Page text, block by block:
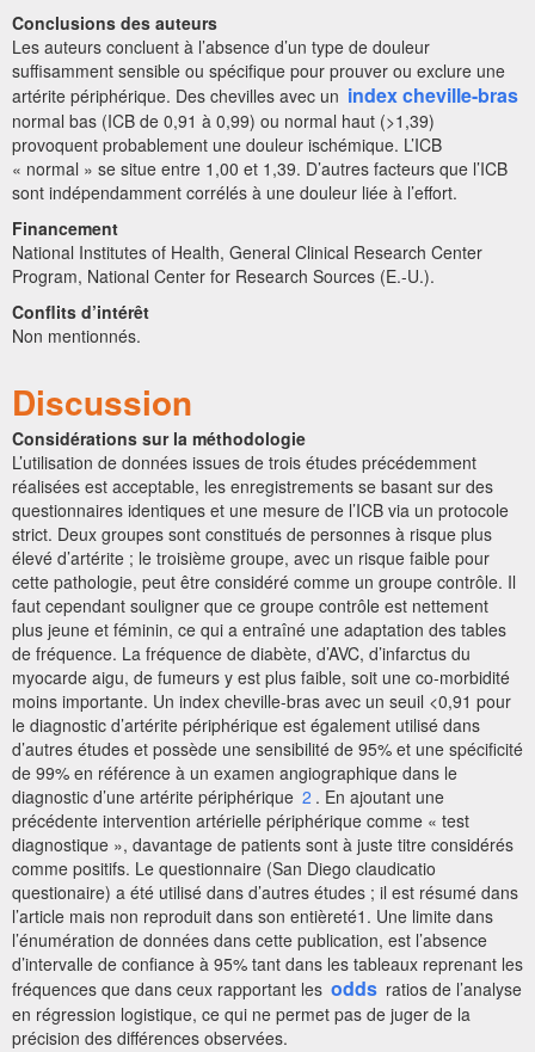
Conclusions des auteurs
Les auteurs concluent à l’absence d’un type de douleur
suffisamment sensible ou spécifique pour prouver ou exclure une
artérite périphérique. Des chevilles avec un index cheville-bras
normal bas (ICB de 0,91 à 0,99) ou normal haut (>1,39)
provoquent probablement une douleur ischémique. L’ICB
« normal » se situe entre 1,00 et 1,39. D’autres facteurs que l’ICB
sont indépendamment corrélés à une douleur liée à l’effort.
Financement
National Institutes of Health, General Clinical Research Center
Program, National Center for Research Sources (E.-U.).
Conflits d’intérêt
Non mentionnés.
Discussion
Considérations sur la méthodologie
L’utilisation de données issues de trois études précédemment
réalisées est acceptable, les enregistrements se basant sur des
questionnaires identiques et une mesure de l’ICB via un protocole
strict. Deux groupes sont constitués de personnes à risque plus
élevé d’artérite ; le troisième groupe, avec un risque faible pour
cette pathologie, peut être considéré comme un groupe contrôle. Il
faut cependant souligner que ce groupe contrôle est nettement
plus jeune et féminin, ce qui a entraîné une adaptation des tables
de fréquence. La fréquence de diabète, d’AVC, d’infarctus du
myocarde aigu, de fumeurs y est plus faible, soit une co-morbidité
moins importante. Un index cheville-bras avec un seuil <0,91 pour
le diagnostic d’artérite périphérique est également utilisé dans
d’autres études et possède une sensibilité de 95% et une spécificité
de 99% en référence à un examen angiographique dans le
diagnostic d’une artérite périphérique 2 . En ajoutant une
précédente intervention artérielle périphérique comme « test
diagnostique », davantage de patients sont à juste titre considérés
comme positifs. Le questionnaire (San Diego claudicatio
questionaire) a été utilisé dans d’autres études ; il est résumé dans
l’article mais non reproduit dans son entièreté1. Une limite dans
l’énumération de données dans cette publication, est l’absence
d’intervalle de confiance à 95% tant dans les tableaux reprenant les
fréquences que dans ceux rapportant les odds ratios de l’analyse
en régression logistique, ce qui ne permet pas de juger de la
précision des différences observées.